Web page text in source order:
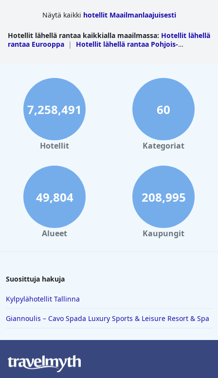
Näytä kaikki hotellit Maailmanlaajuisesti
Hotellit lähellä rantaa kaikkialla maailmassa: Hotellit lähellä
rantaa Eurooppa |
Hotellit lähellä rantaa Pohjois-
lähellä rantaa Oseania
Hotellit lähellä rantaa
Karibianmeren saaret
Hotellit lähellä rantaa Keski-
Amerikka
7,258,491
Hotellit
60
Kategoriat
49,804
Alueet
208,995
Kaupungit
Suosittuja hakuja
Kylpylähotellit Tallinna
Giannoulis – Cavo Spada Luxury Sports & Leisure Resort & Spa